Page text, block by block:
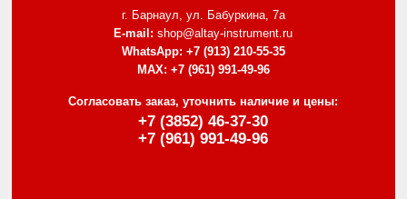
г. Барнаул, ул. Бабуркина, 7а
E-mail: shop@altay-instrument.ru
WhatsApp: +7 (913) 210-55-35
MAX: +7 (961) 991-49-96
Согласовать заказ, уточнить наличие и цены:
+7 (3852) 46-37-30
+7 (961) 991-49-96